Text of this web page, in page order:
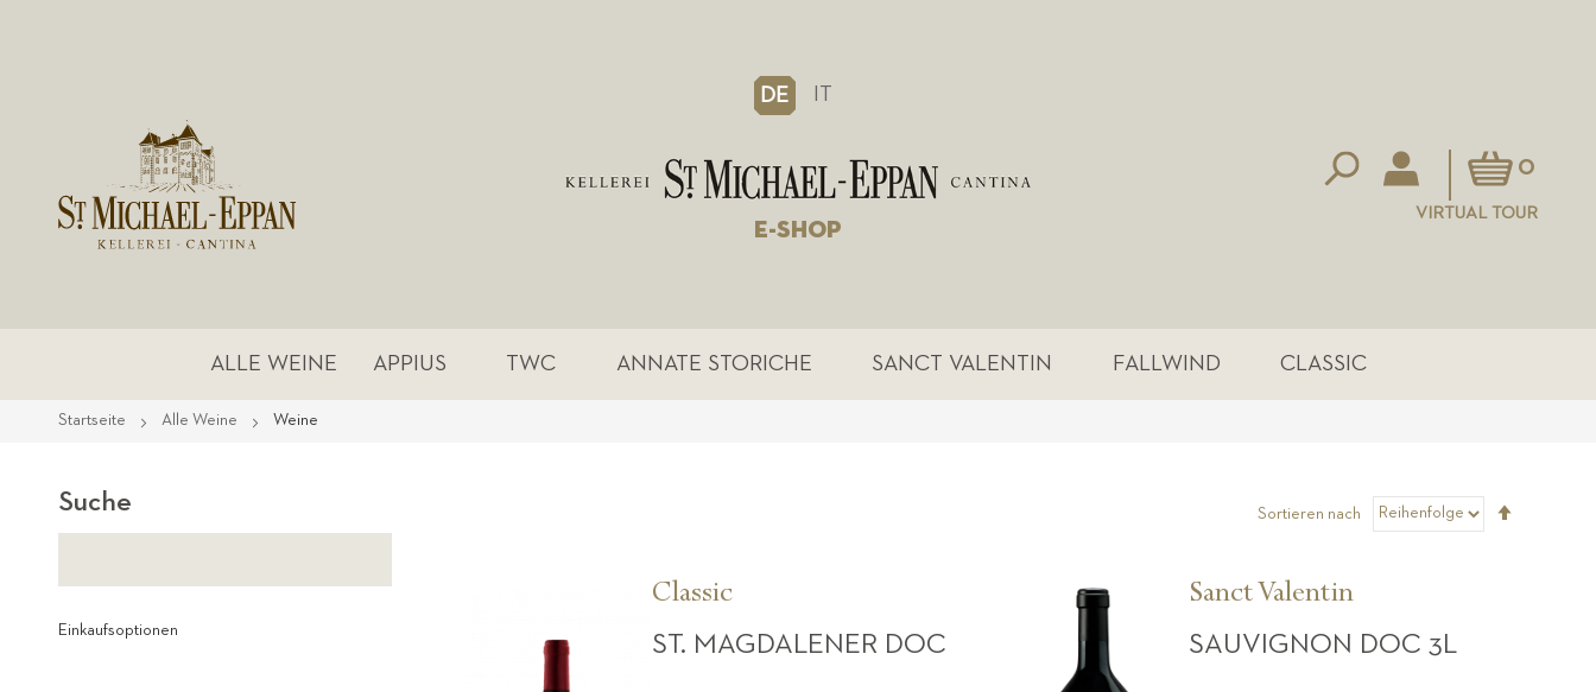
DE IT
E-SHOP
Mein Warenkorb
0
VIRTUAL TOUR
ALLE WEINE APPIUS TWC ANNATE STORICHE SANCT VALENTIN FALLWIND CLASSIC
Startseite Alle Weine Weine
Sortieren nach
Classic
ST. MAGDALENER DOC
Sanct Valentin
SAUVIGNON DOC 3L
Suche
Einkaufsoptionen